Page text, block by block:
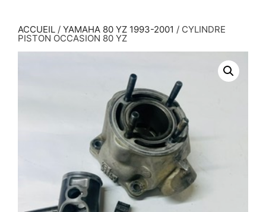
ACCUEIL / YAMAHA 80 YZ 1993-2001 / CYLINDRE
PISTON OCCASION 80 YZ